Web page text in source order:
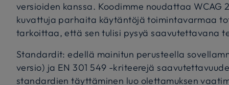
versioiden kanssa. Koodimme noudattaa WCAG
kuvattuja parhaita käytäntöjä toimintavarmaa
tarkoittaa, että sen tulisi pysyä saavutettavana
Standardit: edellä mainitun perusteella
versio) ja EN 301 549 -kriteerejä
standardien täyttäminen luo olettamuksen